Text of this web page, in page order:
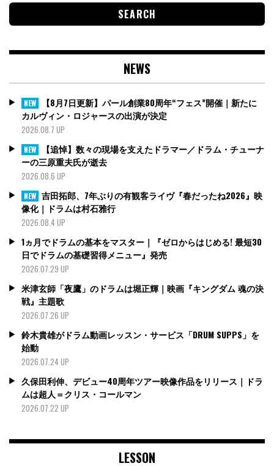
NEWS
NEW
【8月7日更新】パール創業80周年“フェス”開催｜新たに
カルヴィン・ロジャースの出演が決定
2026.08.7 UP
NEW
【追悼】数々の現場を支えたドラマー／ドラム・チューナ
ーの三原重夫氏が逝去
2026.08.6 UP
NEW 吉田拓郎、7年ぶりの有観客ライヴ『春だったね2026』映
像化｜ドラムは村石雅行
2026.08.4 UP
1ヵ月でドラムの基本をマスター｜『ゼロからはじめる! 最短30
日でドラムの基礎習得メニュー』発売
2026.07.29 UP
米津玄師「夜鷹」のドラムは堀正輝｜映画『キングダム 魂の決
戦』主題歌
2026.07.26 UP
鈴木貴雄がドラム動画レッスン・サービス「DRUM SUPPS」を
始動
2026.07.24 UP
久保田利伸、デビュー40周年ツアー映像作品をリリース｜ドラ
ムは超人＝クリス・コールマン
2026.07.22 UP
LESSON